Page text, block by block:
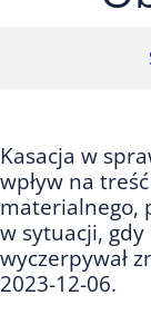
Kasacja w
wpływ na
materialnego,
w sytuacji,
wyczerpywał
2023-12-06.